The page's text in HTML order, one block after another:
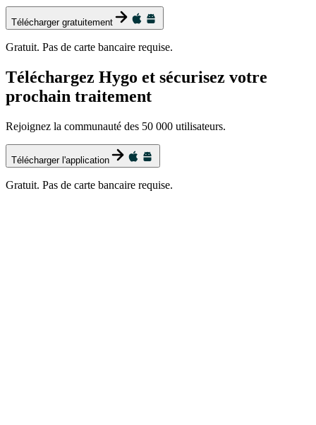
Télécharger gratuitement
Gratuit. Pas de carte bancaire requise.
Téléchargez Hygo et sécurisez votre
prochain traitement
Rejoignez la communauté des 50 000 utilisateurs.
Télécharger l'application
Gratuit. Pas de carte bancaire requise.